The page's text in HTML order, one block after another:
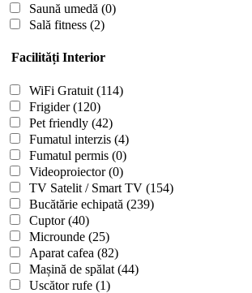
Saună umedă (0)
Sală fitness (2)
Facilități Interior
WiFi Gratuit (114)
Frigider(120)
Pet friendly (42)
Fumatul interzis (4)
Fumatul permis (0)
Videoproiector(0)
TV Satelit / Smart TV (154)
Bucătărie echipată (239)
Cuptor(40)
Microunde (25)
Aparat cafea (82)
Mașină de spălat (44)
Uscător rufe (1)